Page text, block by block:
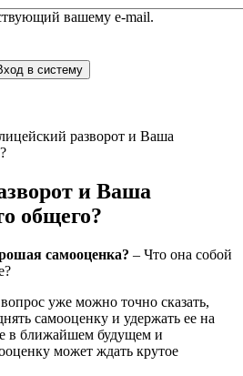
вашему e-mail.
в систему
разворот и Ваша
и Ваша
общего?
самооценка? – Что она собой
уже можно точно сказать,
самооценку и удержать ее на
в ближайшем будущем и
может ждать крутое